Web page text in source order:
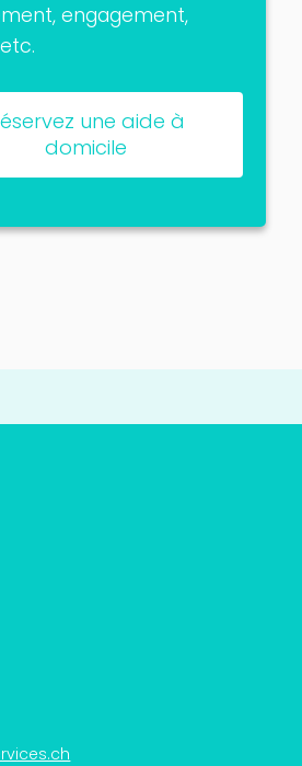
engagement,
une aide à
domicile